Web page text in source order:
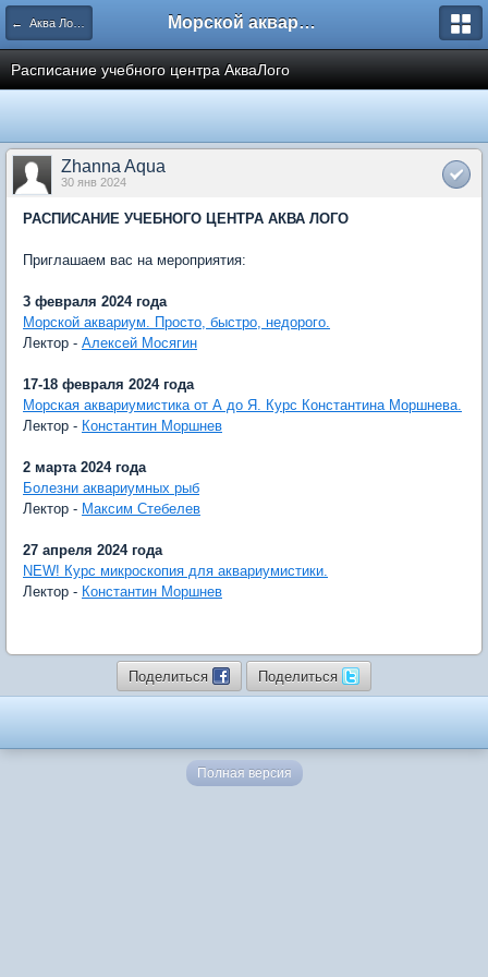
← Аква Лого. Аквариумные салоны и супермаркеты. Морской аквариум. Форумы ReefCentral.ru
Расписание учебного центра АкваЛого
Zhanna Aqua
30 янв 2024
РАСПИСАНИЕ УЧЕБНОГО ЦЕНТРА АКВА ЛОГО
Приглашаем вас на мероприятия:
3 февраля 2024 года
Морской аквариум. Просто, быстро, недорого.
Лектор - Алексей Мосягин
17-18 февраля 2024 года
Морская аквариумистика от А до Я. Курс Константина Моршнева.
Лектор - Константин Моршнев
2 марта 2024 года
Болезни аквариумных рыб
Лектор - Максим Стебелев
27 апреля 2024 года
NEW! Курс микроскопия для аквариумистики.
Лектор - Константин Моршнев
Поделиться Поделиться
Полная версия